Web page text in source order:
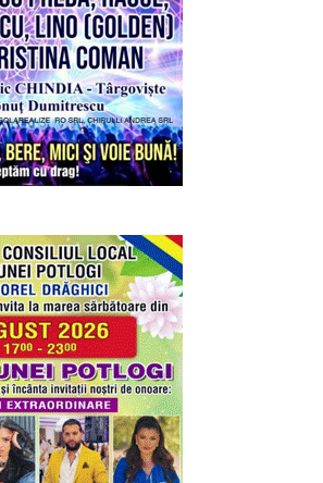
Media și pe Google News
RECLAMA